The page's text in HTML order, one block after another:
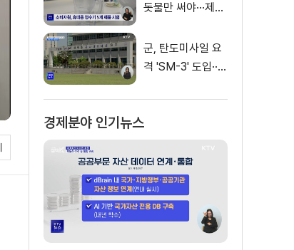
돗물만 써야···제품
군, 탄도미사일 요
격 'SM-3' 도입···
경제분야 인기뉴스